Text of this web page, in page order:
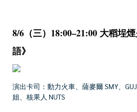
8/6（三）18:00–21:00 大稻埕
語》
演出卡司：動力火車、薩麥爾 SMY、
姐、核果人 NUTS